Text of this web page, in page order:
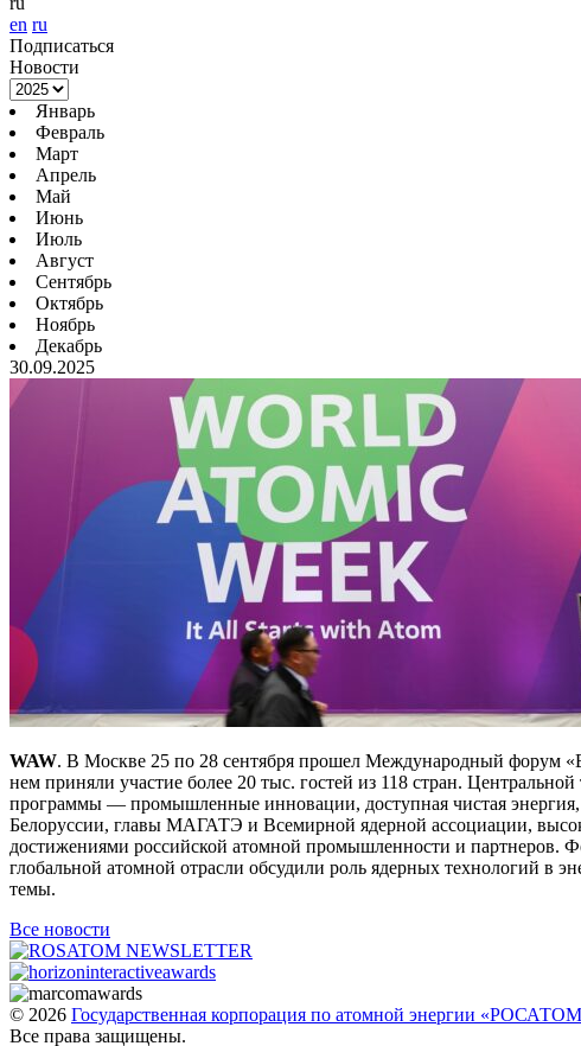
en ru
Подписаться
Новости
Январь
Февраль
Март
Апрель
Май
Июнь
Июль
Август
Сентябрь
Октябрь
Ноябрь
Декабрь
30.09.2025
WAW. В Москве 25 по 28 сентября прошел Международный форум
нем приняли участие более 20 тыс. гостей из 118 стран.
программы — промышленные инновации, доступная чистая
Белоруссии, главы МАГАТЭ и Всемирной ядерной ассоциации,
достижениями российской атомной промышленности и
глобальной атомной отрасли обсудили роль ядерных технологий в
темы.
Все новости
© 2026 Государственная корпорация по атомной энергии
Все права защищены.